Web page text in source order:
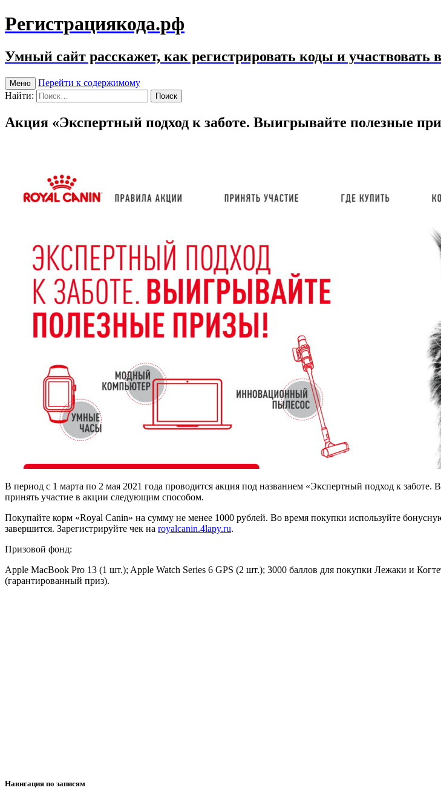
Регистрациякода.рф
Умный сайт расскажет, как регистрировать коды и участвовать
Меню
Перейти к содержимому
Найти:
Акция «Экспертный подход к заботе. Выигрывайте полезные
В период с 1 марта по 2 мая 2021 года проводится акция под названием «Экспертный подход к
принять участие в акции следующим способом.
Покупайте корм «Royal Canin» на сумму не менее 1000 рублей. Во время покупки используйте
завершится. Зарегистрируйте чек на royalcanin.4lapy.ru.
Призовой фонд:
Apple MacBook Pro 13 (1 шт.); Apple Watch Series 6 GPS (2 шт.); 3000 баллов для покупки Лежаки и
(гарантированный приз).
Навигация по записям